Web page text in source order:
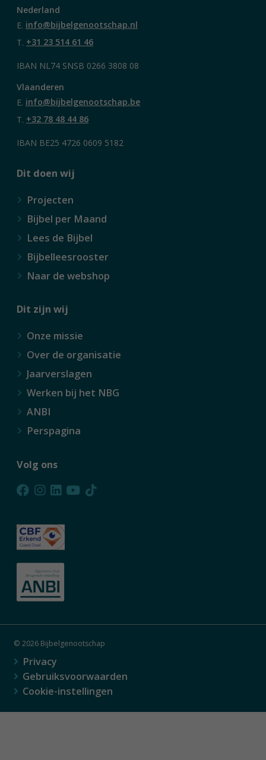
Nederland
E. info@bijbelgenootschap.nl
T. +31 23 514 61 46
IBAN NL74 SNSB 0266 3808 08
Vlaanderen
E. info@bijbelgenootschap.be
T. +32 78 48 44 86
IBAN BE25 4726 0609 5182
Dit doen wij
Projecten
Bijbel per Maand
Lees de Bijbel
Bijbelleesrooster
Naar de webshop
Dit zijn wij
Onze missie
Over de organisatie
Jaarverslagen
Werken bij het NBG
ANBI
Perspagina
Volg ons
© 2026 Bijbelgenootschap
Privacy
Gebruiksvoorwaarden
Cookie-instellingen